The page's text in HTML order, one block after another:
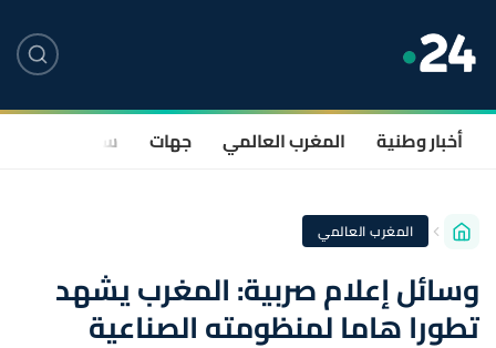
أخبار وطنية المغرب العالمي جهات سياسة
المغرب العالمي
وسائل إعلام صربية: المغرب يشهد
تطورا هاما لمنظومته الصناعية